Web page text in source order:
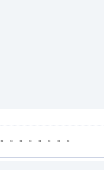
。。。。。。。